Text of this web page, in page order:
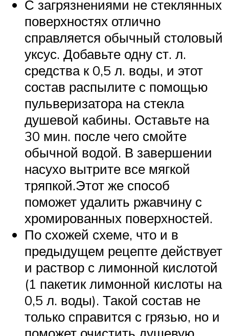
С загрязнениями не стеклянных
поверхностях отлично
справляется обычный столовый
уксус. Добавьте одну ст. л.
средства к 0,5 л. воды, и этот
состав распылите с помощью
пульверизатора на стекла
душевой кабины. Оставьте на
30 мин. после чего смойте
обычной водой. В завершении
насухо вытрите все мягкой
тряпкой.Этот же способ
поможет удалить ржавчину с
хромированных поверхностей.
По схожей схеме, что и в
предыдущем рецепте действует
и раствор с лимонной кислотой
(1 пакетик лимонной кислоты на
0,5 л. воды). Такой состав не
только справится с грязью, но и
поможет очистить душевую